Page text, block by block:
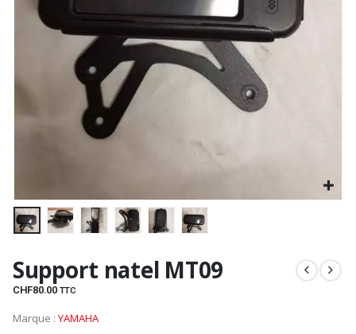
Support natel MT09
CHF80.00 TTC
Marque : YAMAHA